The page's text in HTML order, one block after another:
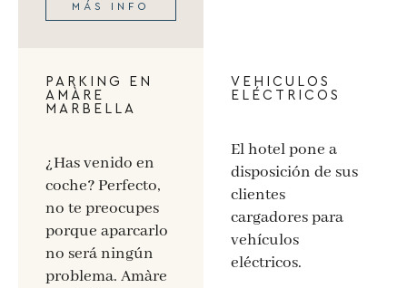
MÁS INFO
PARKING EN
AMÀRE
MARBELLA
¿Has venido en
coche? Perfecto,
no te preocupes
porque aparcarlo
no será ningún
problema. Amàre
VEHICULOS
ELÉCTRICOS
El hotel pone a
disposición de sus
clientes
cargadores para
vehículos
eléctricos.